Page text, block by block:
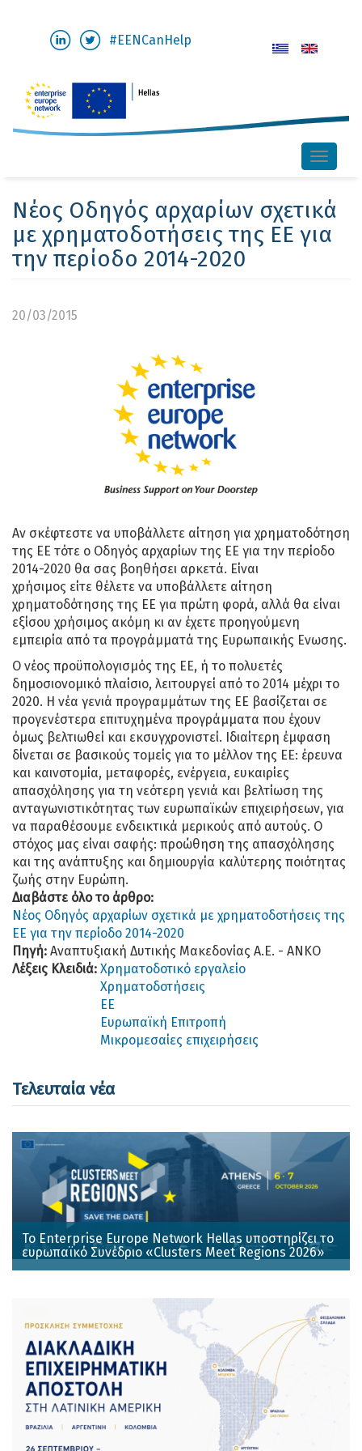
περιεχόμενο
#EENCanHelp
Toggle
Νέος Οδηγός αρχαρίων σχετικά
με χρηματοδοτήσεις της ΕΕ για
την περίοδο 2014-2020
20/03/2015
Αν σκέφτεστε να υποβάλλετε αίτηση για χρηματοδότηση
της ΕΕ τότε ο Οδηγός αρχαρίων της ΕΕ για την περίοδο
2014-2020 θα σας βοηθήσει αρκετά. Είναι
χρήσιμος είτε θέλετε να υποβάλλετε αίτηση
χρηματοδότησης της ΕΕ για πρώτη φορά, αλλά θα είναι
εξίσου χρήσιμος ακόμη κι αν έχετε προηγούμενη
εμπειρία από τα προγράμματά της Ευρωπαικής Ενωσης.
Ο νέος προϋπολογισμός της ΕΕ, ή το πολυετές
δημοσιονομικό πλαίσιο, λειτουργεί από το 2014 μέχρι το
2020. Η νέα γενιά προγραμμάτων της ΕΕ βασίζεται σε
προγενέστερα επιτυχημένα προγράμματα που έχουν
όμως βελτιωθεί και εκσυγχρονιστεί. Ιδιαίτερη έμφαση
δίνεται σε βασικούς τομείς για το μέλλον της ΕΕ: έρευνα
και καινοτομία, μεταφορές, ενέργεια, ευκαιρίες
απασχόλησης για τη νεότερη γενιά και βελτίωση της
ανταγωνιστικότητας των ευρωπαϊκών επιχειρήσεων, για
να παραθέσουμε ενδεικτικά μερικούς από αυτούς. Ο
στόχος μας είναι σαφής: προώθηση της απασχόλησης
και της ανάπτυξης και δημιουργία καλύτερης ποιότητας
ζωής στην Ευρώπη.
Διαβάστε όλο το άρθρο:
Νέος Οδηγός αρχαρίων σχετικά με χρηματοδοτήσεις της
ΕΕ για την περίοδο 2014-2020
Πηγή: Αναπτυξιακή Δυτικής Μακεδονίας Α.Ε. - ΑΝΚΟ
Λέξεις Κλειδιά: Χρηματοδοτικό εργαλείο
Χρηματοδοτήσεις
ΕΕ
Ευρωπαϊκή Επιτροπή
Μικρομεσαίες επιχειρήσεις
Τελευταία νέα
Το Enterprise Europe Network Hellas υποστηρίζει το
ευρωπαϊκό Συνέδριο «Clusters Meet Regions 2026»